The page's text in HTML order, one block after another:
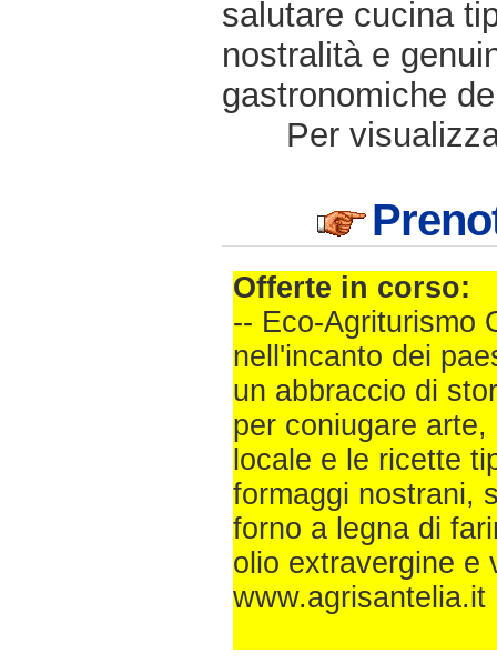
salutare cucina
nostralità e
gastronomiche
Per
Offerte in corso:
-- Eco-Agriturismo
nell'incanto dei
un abbraccio di
per coniugare
locale e le ricette
formaggi nostrani,
forno a legna di
olio extravergine e